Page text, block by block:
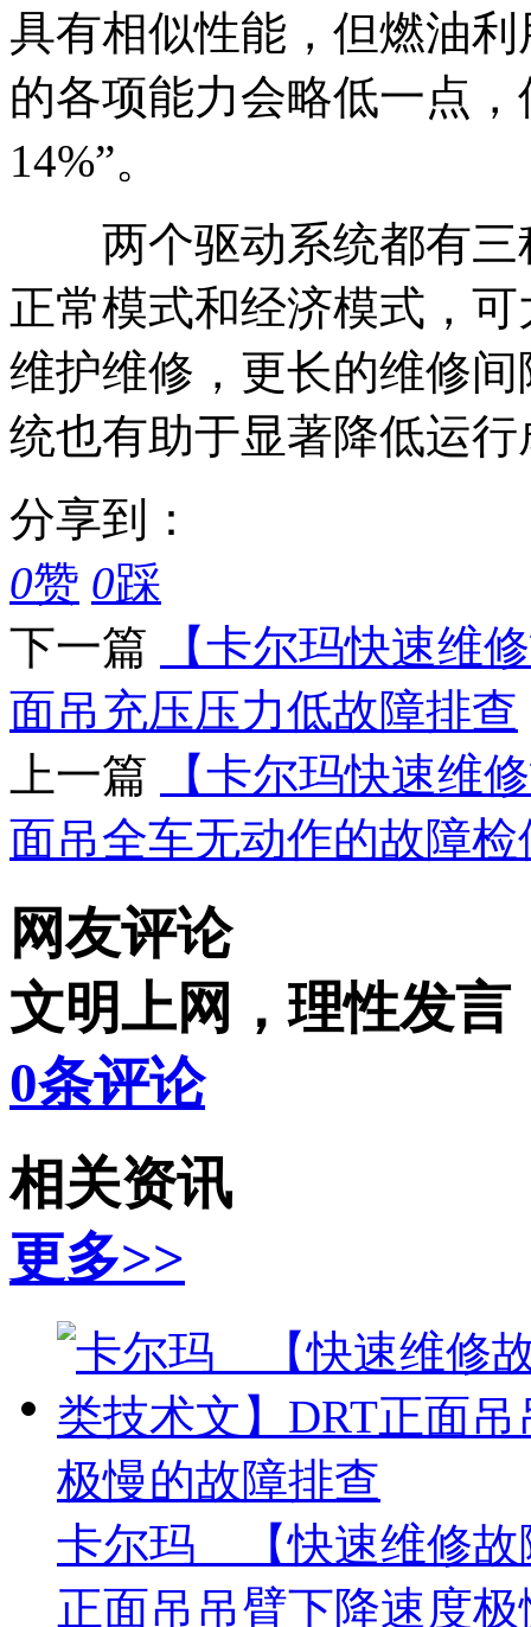
具有相似性能，但燃油
的各项能力会略低一点
14%”。
两个驱动系统都有三
正常模式和经济模式，
维护维修，更长的维修
统也有助于显著降低运行
分享到：
0赞 0踩
下一篇
【卡尔玛快速维
面吊充压压力低故障排查
上一篇
【卡尔玛快速维
面吊全车无动作的故障检
网友评论
文明上网，理性发言
0条评论
相关资讯
更多>>
卡尔玛 【快速维修故
正面吊吊臂下降速度